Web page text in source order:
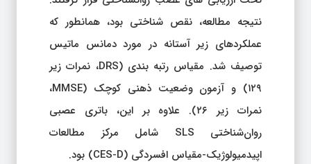
نتیجه مطالعه، نقص شناختی بود، همانطور که
عملکردهای زیر آستانه در مورد دمانس ماتیس
توصیف شد. مقیاس رتبه بندی (DRS، نمرات زیر
۱۲۹) و آزمون وضعیت ذهنی کوچک (MMSE،
نمرات زیر ۲۶). علاوه بر این، باتری عصبی
روان‌شناختی SLS شامل مرکز مطالعات
اپیدمیولوژیک-مقیاس افسردگی (CES-D) بود.